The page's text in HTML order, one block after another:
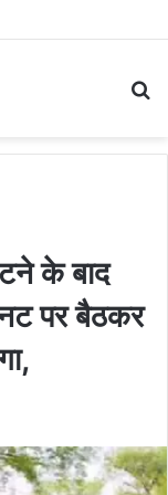
के बाद
पर बैठकर